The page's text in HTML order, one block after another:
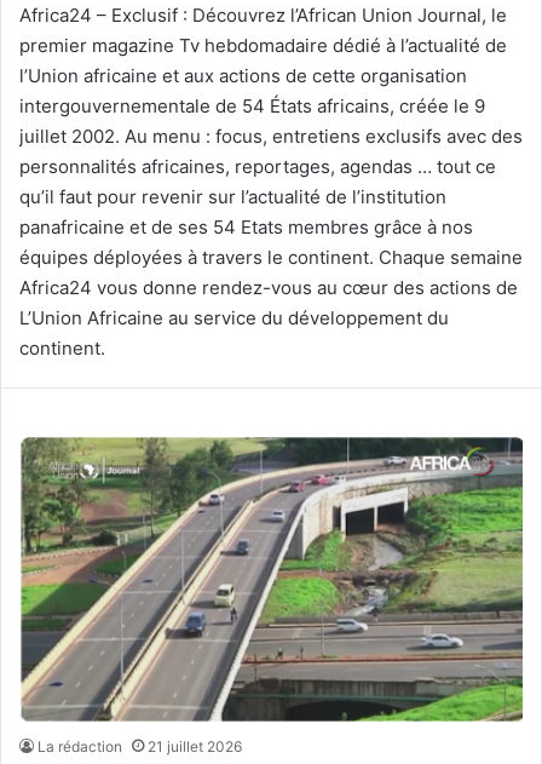
Africa24 – Exclusif : Découvrez l’African Union Journal, le
premier magazine Tv hebdomadaire dédié à l’actualité de
l’Union africaine et aux actions de cette organisation
intergouvernementale de 54 États africains, créée le 9
juillet 2002. Au menu : focus, entretiens exclusifs avec des
personnalités africaines, reportages, agendas … tout ce
qu’il faut pour revenir sur l’actualité de l’institution
panafricaine et de ses 54 Etats membres grâce à nos
équipes déployées à travers le continent. Chaque semaine
Africa24 vous donne rendez-vous au cœur des actions de
L’Union Africaine au service du développement du
continent.
La rédaction 21 juillet 2026